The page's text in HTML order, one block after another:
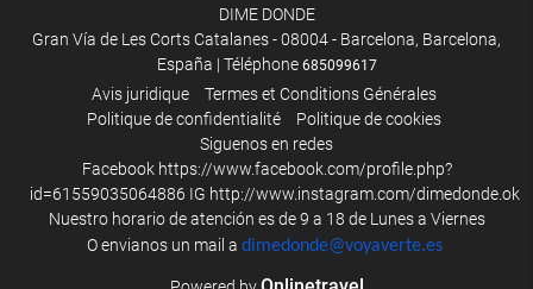
Accès à la plage
Tennis
Tenis de table
DIME DONDE
Gran Vía de Les Corts Catalanes - 08004 - Barcelona, Barcelona,
España | Téléphone 685099617
Avis juridique
Termes et Conditions Générales
Politique de confidentialité
Politique de cookies
Siguenos en redes
Facebook https://www.facebook.com/profile.php?
id=61559035064886 IG http://www.instagram.com/dimedonde.ok
Nuestro horario de atención es de 9 a 18 de Lunes a Viernes
O envianos un mail a dimedonde@voyaverte.es